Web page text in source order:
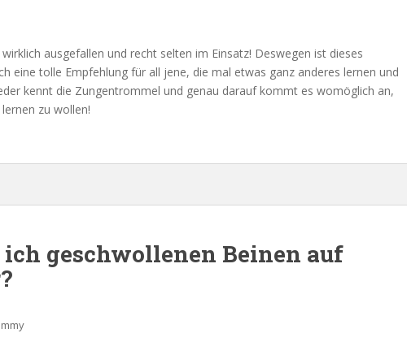
ausgefallen und recht selten im Einsatz! Deswegen ist dieses
eine tolle Empfehlung für all jene, die mal etwas ganz anderes lernen und
kennt die Zungentrommel und genau darauf kommt es womöglich an,
zu wollen!
ich geschwollenen Beinen auf